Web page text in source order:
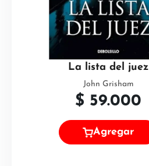
La lista del juez
John Grisham
$ 59.000
Agregar